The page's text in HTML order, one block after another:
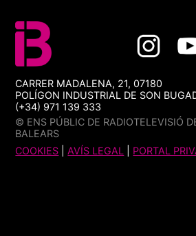
CARRER MADALENA, 21, 07180
POLÍGON INDUSTRIAL DE SON
(+34) 971 139 333
© ENS PÚBLIC DE RADIOTELEVISIÓ
BALEARS
COOKIES |AVÍS LEGAL PORTAL